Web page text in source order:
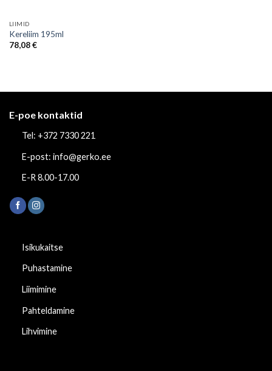
LIIMID
Kereliim 195ml
78,08€
E-poe kontaktid
Tel: +372 7330 221
E-post: info@gerko.ee
E-R 8.00-17.00
Isikukaitse
Puhastamine
Liimimine
Pahteldamine
Lihvimine